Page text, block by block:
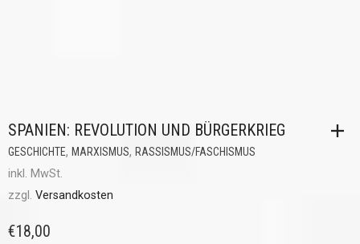
SPANIEN: REVOLUTION UND BÜRGERKRIEG
GESCHICHTE, MARXISMUS, RASSISMUS/FASCHISMUS
inkl. MwSt.
zzgl. Versandkosten
€18,00